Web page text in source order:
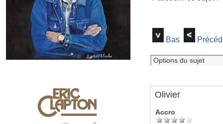
Bas
Olivier
Accro